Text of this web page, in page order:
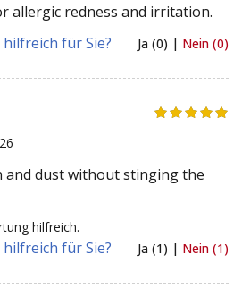
allergic redness and irritation.
für Sie?
Ja (0) | Nein (0)
and dust without stinging the
hilfreich.
für Sie? Ja (1) | Nein (1)